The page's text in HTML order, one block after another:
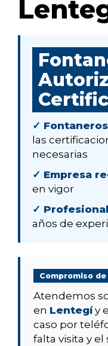
✓
las
necesarias
✓ Empresa
en vigor
✓
años de
Compromiso
Atendemos
en Lentegíy
caso por
falta visita y